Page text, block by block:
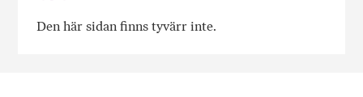
Den här sidan finns tyvärr inte.